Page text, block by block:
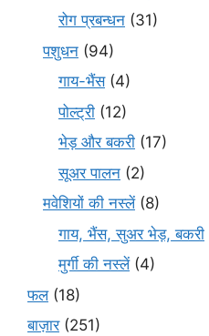
रोग प्रबन्धन (31)
पशुधन (94)
गाय-भैंस(4)
पोल्ट्री (12)
भेड़ और बकरी (17)
सूअर पालन (2)
मवेशियों की नस्लें(8)
गाय, भैंस, सुअर भेड़, बकरी
मुर्गी की नस्लें(4)
फल(18)
बाज़ार(251)